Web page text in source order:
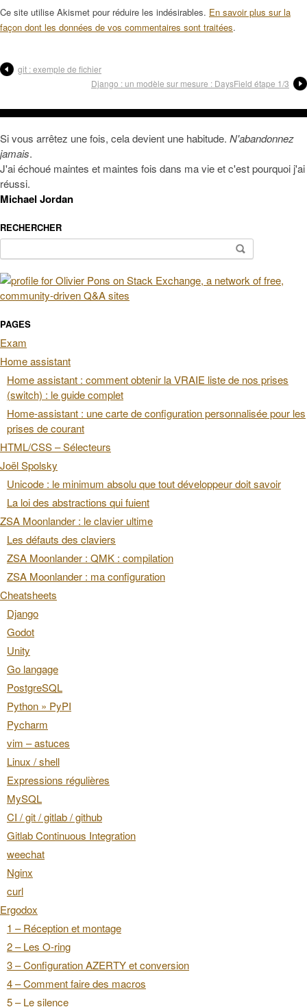
Ce site utilise Akismet pour réduire les indésirables. En savoir plus sur la
façon dont les données de vos commentaires sont traitées.
git : exemple de fichier
Django : un modèle sur mesure : DaysField étape 1/3
Si vous arrêtez une fois, cela devient une habitude. N'abandonnez
jamais.
J'ai échoué maintes et maintes fois dans ma vie et c'est pourquoi j'ai
réussi.
Michael Jordan
RECHERCHER
PAGES
Exam
Home assistant
Home assistant : comment obtenir la VRAIE liste de nos prises
(switch) : le guide complet
Home-assistant : une carte de configuration personnalisée pour les
prises de courant
HTML/CSS – Sélecteurs
Joël Spolsky
Unicode : le minimum absolu que tout développeur doit savoir
La loi des abstractions qui fuient
ZSA Moonlander : le clavier ultime
Les défauts des claviers
ZSA Moonlander : QMK : compilation
ZSA Moonlander : ma configuration
Cheatsheets
Django
Godot
Unity
Go langage
PostgreSQL
Python » PyPI
Pycharm
vim – astuces
Linux / shell
Expressions régulières
MySQL
CI / git / gitlab / github
Gitlab Continuous Integration
weechat
Nginx
curl
Ergodox
1 – Réception et montage
2 – Les O-ring
3 – Configuration AZERTY et conversion
4 – Comment faire des macros
5 – Le silence